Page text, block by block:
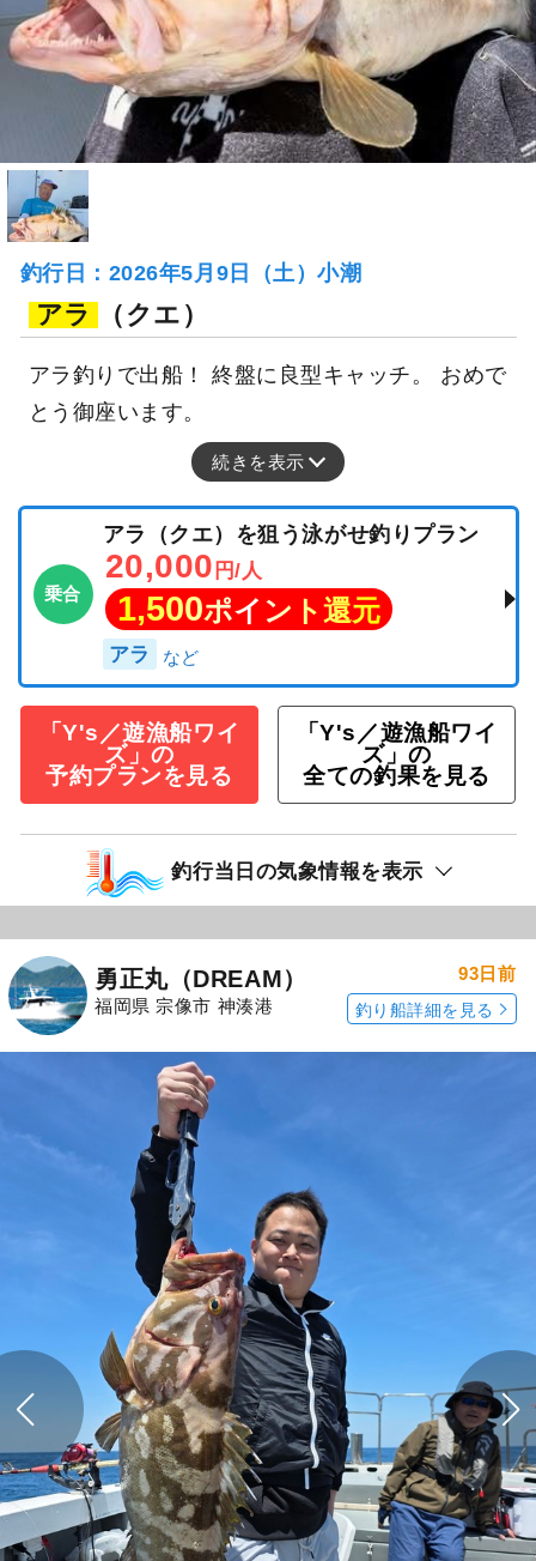
釣行日：2026年5月9日（土）小潮
アラ （クエ）
アラ釣りで出船！ 終盤に良型キャッチ。 おめで
とう御座います。
続きを表示
乗合
アラ（クエ）を狙う泳がせ釣りプラン
20,000 円/人
1,500ポイント還元
アラ
「Y's／遊漁船ワイ
ズ」の
予約プランを見る
「Y's／遊漁船ワイ
ズ」の
全ての釣果を見る
釣行当日の気象情報を表示
勇正丸（DREAM）
福岡県 宗像市 神湊港
93日前
釣り船詳細を見る